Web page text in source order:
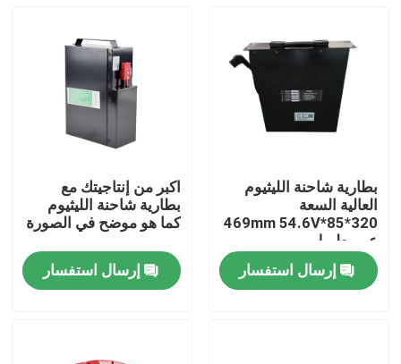
بيت
منتجات
بطارية شاحنة الليثيوم
العالية السعة
320*85*469mm 54.6V
عمر طويل
إرسال استفسار
اكبر من إنتاجيتك مع
بطارية شاحنة الليثيوم
كما هو موضح في الصورة
إرسال استفسار